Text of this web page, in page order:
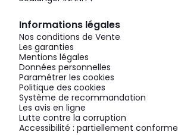
Informations légales
Nos conditions de Vente
Les garanties
Mentions légales
Données personnelles
Paramétrer les cookies
Politique des cookies
Système de recommandation
Les avis en ligne
Lutte contre la corruption
Accessibilité : partiellement conforme